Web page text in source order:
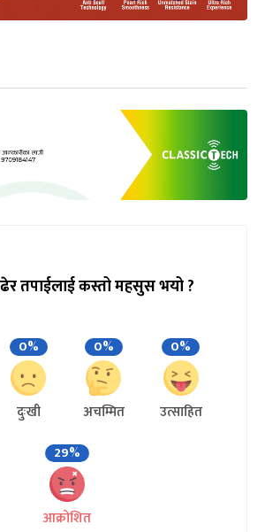
तपाईलाई कस्तो महसुस भयो ?
0%
दुःखी
0%
अचम्मित
0%
उत्साहित
29%
आक्रोशित